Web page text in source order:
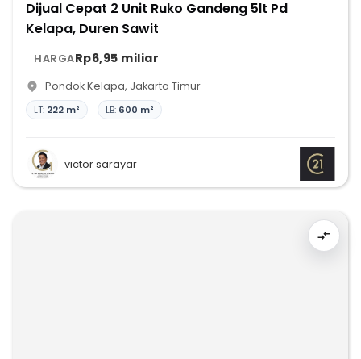
Dijual Cepat 2 Unit Ruko Gandeng 5lt Pd
Kelapa, Duren Sawit
HARGARp6,95 miliar
Pondok Kelapa, Jakarta Timur
LT: 222 m² LB: 600 m²
victor sarayar